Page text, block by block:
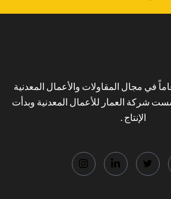
في مجال المقاولات والأعمال المعدنية
شركة العمار للأعمال المعدنية وبدأت
الإنتاج .